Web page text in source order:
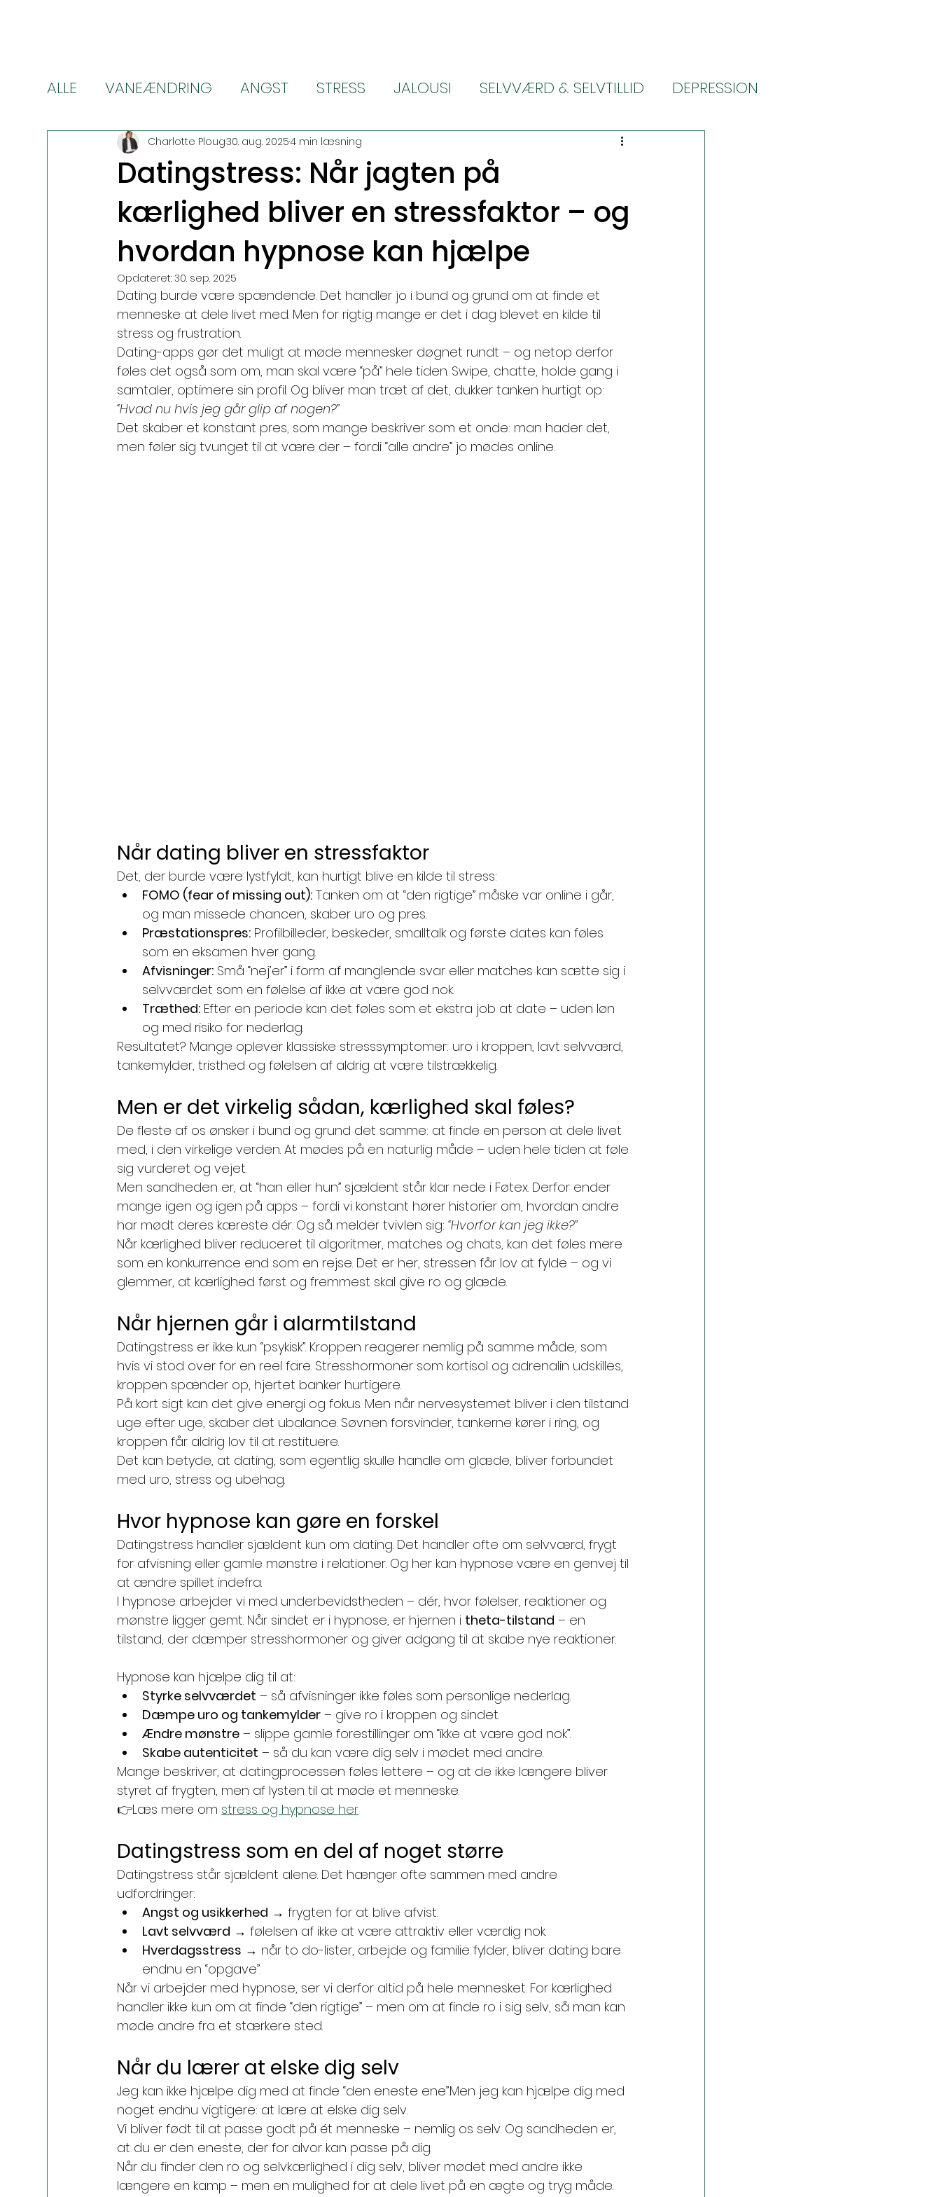
ALLE VANEÆNDRING ANGST STRESS JALOUSI SELVVÆRD & SELVTILLID DEPRESSION
VÆGTTAB (Wegovy & Ozempic) ALLERGI SMERTE LINDRING (kroniske smerter)
Datingstress: Når jagten på
kærlighed bliver en stressfaktor – og
hvordan hypnose kan hjælpe
Charlotte Ploug30. aug. 20254 min læsning
Opdateret:30. sep. 2025
Dating burde være spændende. Det handler jo i bund og grund om at finde et
menneske at dele livet med. Men for rigtig mange er det i dag blevet en kilde til
stress og frustration.
Dating-apps gør det muligt at møde mennesker døgnet rundt – og netop derfor
føles det også som om, man skal være “på” hele tiden. Swipe, chatte, holde gang i
samtaler, optimere sin profil. Og bliver man træt af det, dukker tanken hurtigt op:
“Hvad nu hvis jeg går glip af nogen?”
Det skaber et konstant pres, som mange beskriver som et onde: man hader det,
men føler sig tvunget til at være der – fordi “alle andre” jo mødes online.
Når dating bliver en stressfaktor
Det, der burde være lystfyldt, kan hurtigt blive en kilde til stress:
FOMO (fear of missing out): Tanken om at “den rigtige” måske var online i går,
og man missede chancen, skaber uro og pres.
Præstationspres: Profilbilleder, beskeder, smalltalk og første dates kan føles
som en eksamen hver gang.
Afvisninger: Små “nej’er” i form af manglende svar eller matches kan sætte sig i
selvværdet som en følelse af ikke at være god nok.
Træthed: Efter en periode kan det føles som et ekstra job at date – uden løn
og med risiko for nederlag.
Resultatet? Mange oplever klassiske stresssymptomer: uro i kroppen, lavt selvværd,
tankemylder, tristhed og følelsen af aldrig at være tilstrækkelig.
Men er det virkelig sådan, kærlighed skal føles?
De fleste af os ønsker i bund og grund det samme: at finde en person at dele livet
med, i den virkelige verden. At mødes på en naturlig måde – uden hele tiden at føle
sig vurderet og vejet.
Men sandheden er, at “han eller hun” sjældent står klar nede i Føtex. Derfor ender
mange igen og igen på apps – fordi vi konstant hører historier om, hvordan andre
har mødt deres kæreste dér. Og så melder tvivlen sig: “Hvorfor kan jeg ikke?”
Når kærlighed bliver reduceret til algoritmer, matches og chats, kan det føles mere
som en konkurrence end som en rejse. Det er her, stressen får lov at fylde – og vi
glemmer, at kærlighed først og fremmest skal give ro og glæde.
Når hjernen går i alarmtilstand
Datingstress er ikke kun “psykisk”. Kroppen reagerer nemlig på samme måde, som
hvis vi stod over for en reel fare. Stresshormoner som kortisol og adrenalin udskilles,
kroppen spænder op, hjertet banker hurtigere.
På kort sigt kan det give energi og fokus. Men når nervesystemet bliver i den tilstand
uge efter uge, skaber det ubalance. Søvnen forsvinder, tankerne kører i ring, og
kroppen får aldrig lov til at restituere.
Det kan betyde, at dating, som egentlig skulle handle om glæde, bliver forbundet
med uro, stress og ubehag.
Hvor hypnose kan gøre en forskel
Datingstress handler sjældent kun om dating. Det handler ofte om selvværd, frygt
for afvisning eller gamle mønstre i relationer. Og her kan hypnose være en genvej til
at ændre spillet indefra.
I hypnose arbejder vi med underbevidstheden – dér, hvor følelser, reaktioner og
mønstre ligger gemt. Når sindet er i hypnose, er hjernen i theta-tilstand – en
tilstand, der dæmper stresshormoner og giver adgang til at skabe nye reaktioner.
Hypnose kan hjælpe dig til at:
Styrke selvværdet – så afvisninger ikke føles som personlige nederlag.
Dæmpe uro og tankemylder – give ro i kroppen og sindet.
Ændre mønstre – slippe gamle forestillinger om “ikke at være god nok”.
Skabe autenticitet – så du kan være dig selv i mødet med andre.
Mange beskriver, at datingprocessen føles lettere – og at de ikke længere bliver
styret af frygten, men af lysten til at møde et menneske.
👉Læs mere om stress og hypnose her
Datingstress som en del af noget større
Datingstress står sjældent alene. Det hænger ofte sammen med andre
udfordringer:
Angst og usikkerhed → frygten for at blive afvist.
Lavt selvværd → følelsen af ikke at være attraktiv eller værdig nok.
Hverdagsstress → når to do-lister, arbejde og familie fylder, bliver dating bare
endnu en “opgave”.
Når vi arbejder med hypnose, ser vi derfor altid på hele mennesket. For kærlighed
handler ikke kun om at finde “den rigtige” – men om at finde ro i sig selv, så man kan
møde andre fra et stærkere sted.
Når du lærer at elske dig selv
Jeg kan ikke hjælpe dig med at finde “den eneste ene”.Men jeg kan hjælpe dig med
noget endnu vigtigere: at lære at elske dig selv.
Vi bliver født til at passe godt på ét menneske – nemlig os selv. Og sandheden er,
at du er den eneste, der for alvor kan passe på dig.
Når du finder den ro og selvkærlighed i dig selv, bliver mødet med andre ikke
længere en kamp – men en mulighed for at dele livet på en ægte og tryg måde.